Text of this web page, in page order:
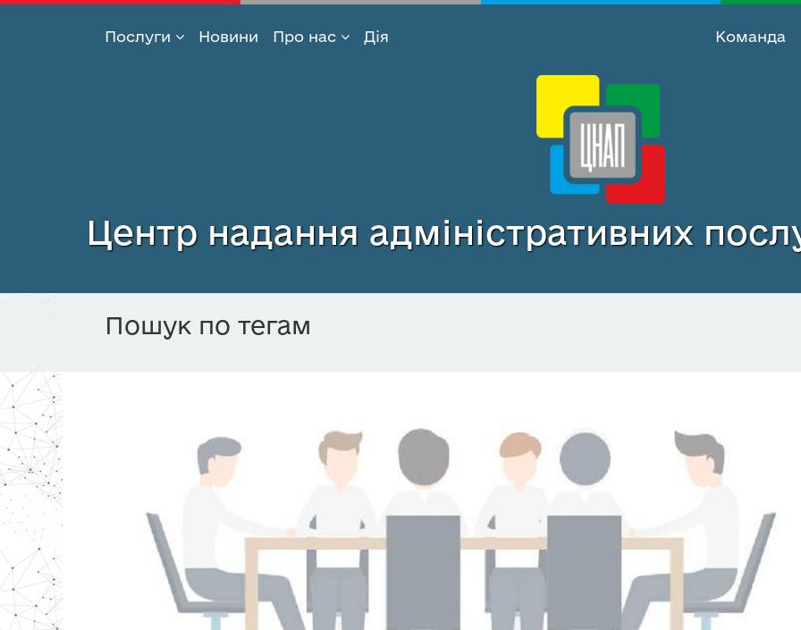
Послуги Новини Про нас Дія Команда
Центр надання адміністративних
Пошук по тегам